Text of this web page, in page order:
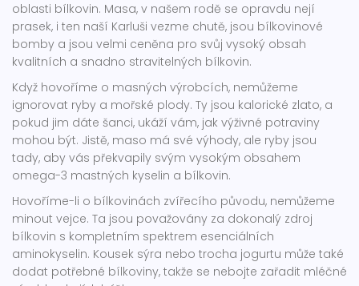
oblasti bílkovin. Masa, v našem rodě se opravdu nejí
prasek, i ten naší Karluši vezme chutě, jsou bílkovinové
bomby a jsou velmi ceněna pro svůj vysoký obsah
kvalitních a snadno stravitelných bílkovin.
Když hovoříme o masných výrobcích, nemůžeme
ignorovat ryby a mořské plody. Ty jsou kalorické zlato, a
pokud jim dáte šanci, ukáží vám, jak výživné potraviny
mohou být. Jistě, maso má své výhody, ale ryby jsou
tady, aby vás překvapily svým vysokým obsahem
omega-3 mastných kyselin a bílkovin.
Hovoříme-li o bílkovinách zvířecího původu, nemůžeme
minout vejce. Ta jsou považovány za dokonalý zdroj
bílkovin s kompletním spektrem esenciálních
aminokyselin. Kousek sýra nebo trocha jogurtu může také
dodat potřebné bílkoviny, takže se nebojte zařadit mléčné